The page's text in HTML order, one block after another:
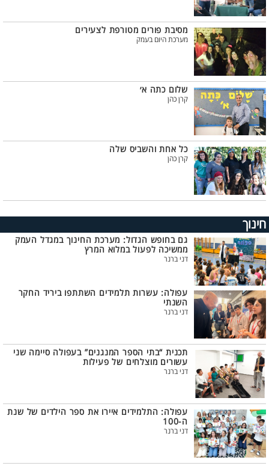
מסיבת פורים מטורפת לצעירים
מערכת היום בעמק
שלום כתה א׳
קרן כהן
כל אחת והשביס שלה
קרן כהן
חינוך
גם בחופש הגדול: מערכת החינוך במגדל העמק
ממשיכה לפעול במלוא המרץ
דני ברנר
עפולה: עשרות תלמידים השתתפו ביריד החקר
השנתי
דני ברנר
תכנית “בתי הספר המנגנים” בעפולה סיימה שני
עשורים מוצלחים של פעילות
דני ברנר
עפולה: התלמידים איירו את ספר הילדים של שנת
ה-100
דני ברנר